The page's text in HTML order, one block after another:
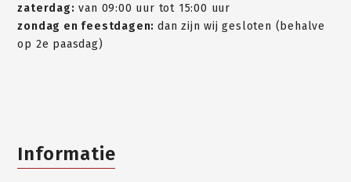
zaterdag: van 09:00 uur tot 15:00 uur
zondag en feestdagen:dan zijn wij gesloten (behalve
op 2e paasdag)
Informatie